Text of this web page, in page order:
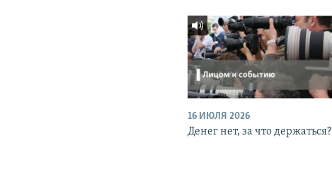
16 ИЮЛЯ 2026
Денег нет, за что держаться?